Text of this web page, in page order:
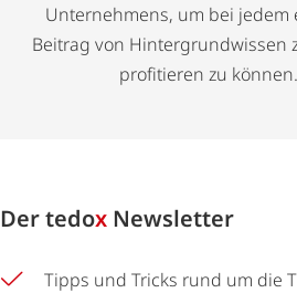
Unternehmens, um bei jedem
Beitrag von Hintergrundwissen
profitieren zu können.
Dertedox Newsletter
Tipps und Tricks rund um die